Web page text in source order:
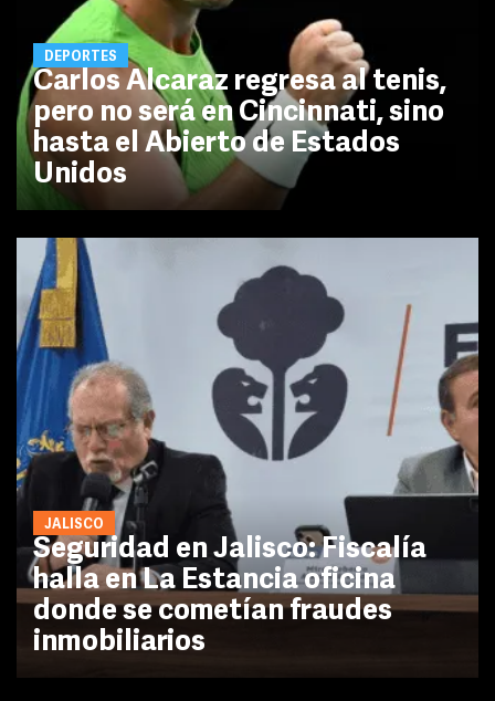
DEPORTES
Carlos Alcaraz regresa al tenis,
pero no será en Cincinnati, sino
hasta el Abierto de Estados
Unidos
JALISCO
Seguridad en Jalisco: Fiscalía
halla en La Estancia oficina
donde se cometían fraudes
inmobiliarios